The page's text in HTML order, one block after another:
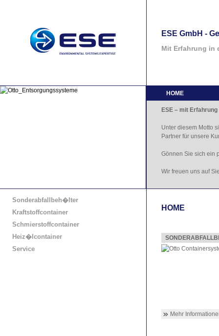
Sonderabfallbeh�lter
Kraftstoffcontainer
Schmierstoffcontainer
Heiz�lcontainer
Service
ESE GmbH -
Mit Erfahrung in
HOME
ESE – mit
Unter diesem Motto
Partner für unsere
Gönnen Sie sich ein
Wir freuen uns auf
HOME
Mehr